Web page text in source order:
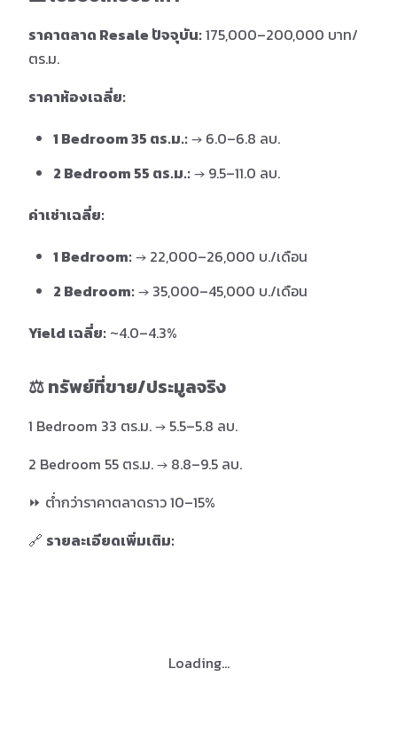
ราคาตลาด Resale ปัจจุบัน:175,000–200,000 บาท/
ตร.ม.
ราคาห้องเฉลี่ย:
1 Bedroom 35 ตร.ม.:→ 6.0–6.8 ลบ.
2 Bedroom 55 ตร.ม.:→ 9.5–11.0 ลบ.
ค่าเช่าเฉลี่ย:
1 Bedroom:→ 22,000–26,000 บ./เดือน
2 Bedroom:→ 35,000–45,000 บ./เดือน
Yield เฉลี่ย: ~4.0–4.3%
⚖️ ทรัพย์ที่ขาย/ประมูลจริง
1 Bedroom 33 ตร.ม. → 5.5–5.8 ลบ.
2 Bedroom 55 ตร.ม. → 8.8–9.5 ลบ.
⏩ ต่ำกว่าราคาตลาดราว 10–15%
🔗 รายละเอียดเพิ่มเติม:
Loading...